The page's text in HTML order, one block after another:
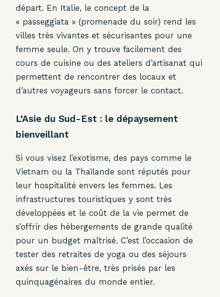
départ. En Italie, le concept de la
« passeggiata » (promenade du soir) rend les
villes très vivantes et sécurisantes pour une
femme seule. On y trouve facilement des
cours de cuisine ou des ateliers d’artisanat qui
permettent de rencontrer des locaux et
d’autres voyageurs sans forcer le contact.
L’Asie du Sud-Est : le dépaysement
bienveillant
Si vous visez l’exotisme, des pays comme le
Vietnam ou la Thaïlande sont réputés pour
leur hospitalité envers les femmes. Les
infrastructures touristiques y sont très
développées et le coût de la vie permet de
s’offrir des hébergements de grande qualité
pour un budget maîtrisé. C’est l’occasion de
tester des retraites de yoga ou des séjours
axés sur le bien-être, très prisés par les
quinquagénaires du monde entier.